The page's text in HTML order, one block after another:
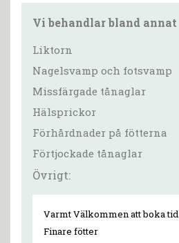
Vi behandlar bland annat
Liktorn
Nagelsvamp och fotsvamp
Missfärgade tånaglar
Hälsprickor
Förhårdnader på fötterna
Förtjockade tånaglar
Övrigt:
Varmt Välkommen att boka tid
Finare fötter